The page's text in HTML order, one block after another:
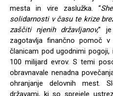
mesta in vire zaslužka. “
solidarnosti v času te krize
zaščiti njenih državljanov,” je
zagotavlja finančno pomoč
članicam pod ugodnimi
100 milijard evrov. S temi
obravnavale nenadna
ohranjanje delovnih mest.
državami, ki so sprejele